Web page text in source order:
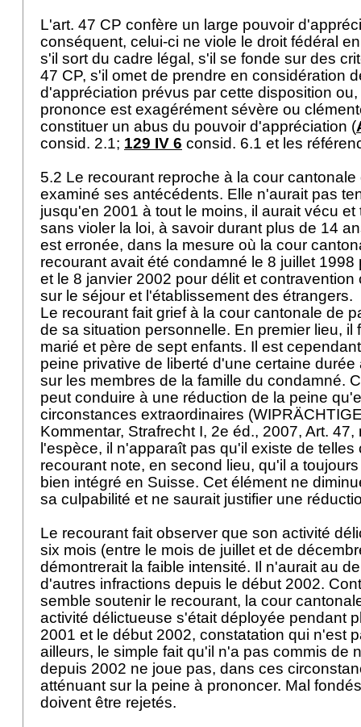
L'art. 47 CP confère un large pouvoir
conséquent, celui-ci ne viole le droit fédéral
s'il sort du cadre légal, s'il se fonde sur des
47 CP, s'il omet de prendre en considération
d'appréciation prévus par cette disposition
prononce est exagérément sévère ou
constituer un abus du pouvoir d'appréciation (
consid. 2.1; 129 IV 6 consid. 6.1 et les
5.2 Le recourant reproche à la cour
examiné ses antécédents. Elle n'aurait pas
jusqu'en 2001 à tout le moins, il aurait vécu
sans violer la loi, à savoir durant plus de 14
est erronée, dans la mesure où la cour
recourant avait été condamné le 8 juillet
et le 8 janvier 2002 pour délit et contravention
sur le séjour et l'établissement des étrangers.
Le recourant fait grief à la cour cantonale de
de sa situation personnelle. En premier lieu, il
marié et père de sept enfants. Il est
peine privative de liberté d'une certaine
sur les membres de la famille du condamné.
peut conduire à une réduction de la peine
circonstances extraordinaires
Kommentar, Strafrecht I, 2e éd., 2007, Art. 47,
l'espèce, il n'apparaît pas qu'il existe de
recourant note, en second lieu, qu'il a
bien intégré en Suisse. Cet élément ne
sa culpabilité et ne saurait justifier une
Le recourant fait observer que son activité
six mois (entre le mois de juillet et de
démontrerait la faible intensité. Il n'aurait au
d'autres infractions depuis le début 2002.
semble soutenir le recourant, la cour
activité délictueuse s'était déployée pendant
2001 et le début 2002, constatation qui n'est
ailleurs, le simple fait qu'il n'a pas commis de
depuis 2002 ne joue pas, dans ces
atténuant sur la peine à prononcer. Mal
doivent être rejetés.